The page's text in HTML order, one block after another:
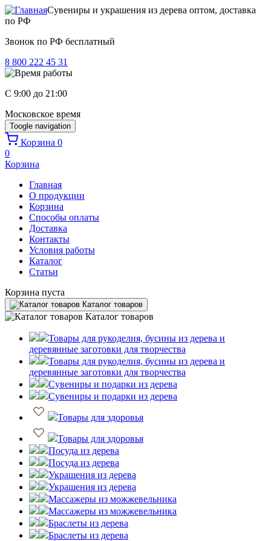
Перейти к основному содержанию
Сувениры и украшения из дерева оптом, доставка
по РФ
Звонок по РФ бесплатный
8 800 222 45 31
C 9:00 до 21:00
Московское время
Toogle navigation
Корзина 0
0
Корзина
Главная
О продукции
Корзина
Способы оплаты
Доставка
Контакты
Условия работы
Каталог
Статьи
Корзина пуста
Каталог товаров
Каталог товаров
Товары для рукоделия, бусины из дерева и
деревянные заготовки для творчества
Товары для рукоделия, бусины из дерева и
деревянные заготовки для творчества
Сувениры и подарки из дерева
Сувениры и подарки из дерева
Товары для здоровья
Товары для здоровья
Посуда из дерева
Посуда из дерева
Украшения из дерева
Украшения из дерева
Массажеры из можжевельника
Массажеры из можжевельника
Браслеты из дерева
Браслеты из дерева